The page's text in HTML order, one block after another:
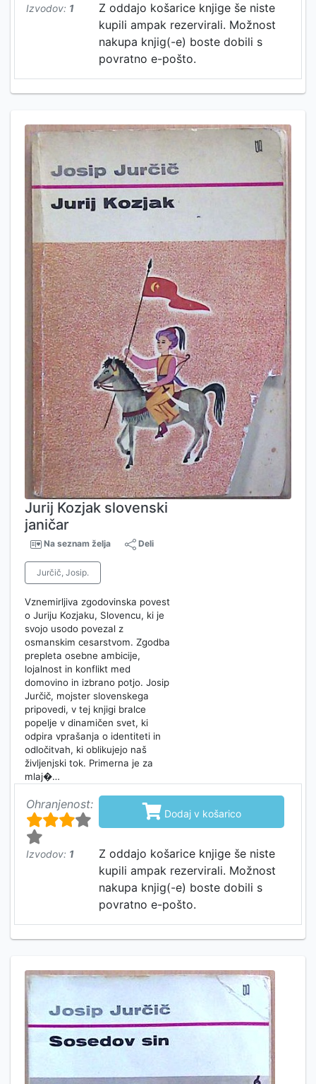
Izvodov: 1
Z oddajo košarice knjige še niste
kupili ampak rezervirali. Možnost
nakupa knjig(-e) boste dobili s
povratno e-pošto.
Jurij Kozjak slovenski
janičar
Na seznam želja Deli
Jurčič, Josip.
Vznemirljiva zgodovinska povest
o Juriju Kozjaku, Slovencu, ki je
svojo usodo povezal z
osmanskim cesarstvom. Zgodba
prepleta osebne ambicije,
lojalnost in konflikt med
domovino in izbrano potjo. Josip
Jurčič, mojster slovenskega
pripovedi, v tej knjigi bralce
popelje v dinamičen svet, ki
odpira vprašanja o identiteti in
odločitvah, ki oblikujejo naš
življenjski tok. Primerna je za
mlaj�…
Ohranjenost:
Izvodov: 1
 Dodaj v košarico
Z oddajo košarice knjige še niste
kupili ampak rezervirali. Možnost
nakupa knjig(-e) boste dobili s
povratno e-pošto.